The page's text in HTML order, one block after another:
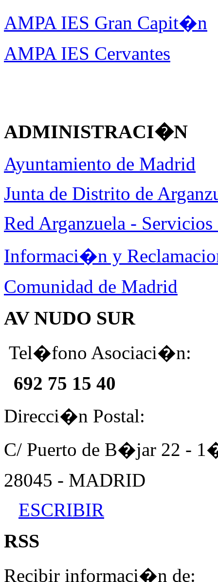
AMPA IES Gran Capit�n
AMPA IES Cervantes
ADMINISTRACI�N
Ayuntamiento de Madrid
Junta de Distrito de
Red Arganzuela - Servicios
Informaci�n y
Comunidad de Madrid
AV NUDO SUR
Tel�fono Asociaci�n:
692 75 15 40
Direcci�n Postal:
C/ Puerto de B�jar 22 -
28045 - MADRID
ESCRIBIR
RSS
Recibir informaci�n de: